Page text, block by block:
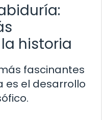
historia
fascinantes
es el desarrollo